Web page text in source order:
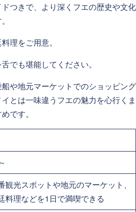
つきで、より深くフエの歴史や文化
理をご用意。
でも堪能してください。
や地元マーケットでのショッピング
とは一味違うフエの魅力を心行くま
です。
観光スポットや地元のマーケット、
料理などを1日で満喫できる